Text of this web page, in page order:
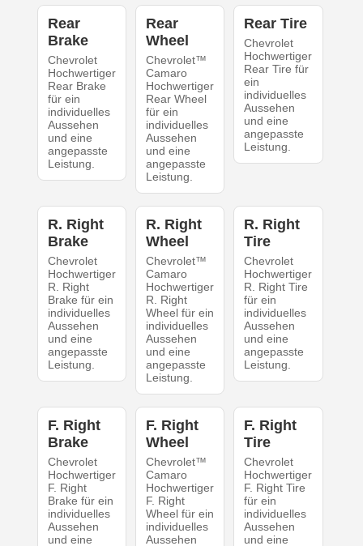
Rear
Brake
Chevrolet
Hochwertiger
Rear Brake
für ein
individuelles
Aussehen
und eine
angepasste
Leistung.
Rear
Wheel
Chevrolet™
Camaro
Hochwertiger
Rear Wheel
für ein
individuelles
Aussehen
und eine
angepasste
Leistung.
Rear Tire
Chevrolet
Hochwertiger
Rear Tire für
ein
individuelles
Aussehen
und eine
angepasste
Leistung.
R. Right
Brake
Chevrolet
Hochwertiger
R. Right
Brake für ein
individuelles
Aussehen
und eine
angepasste
Leistung.
R. Right
Wheel
Chevrolet™
Camaro
Hochwertiger
R. Right
Wheel für ein
individuelles
Aussehen
und eine
angepasste
Leistung.
R. Right
Tire
Chevrolet
Hochwertiger
R. Right Tire
für ein
individuelles
Aussehen
und eine
angepasste
Leistung.
F. Right
Brake
Chevrolet
Hochwertiger
F. Right
Brake für ein
individuelles
Aussehen
und eine
F. Right
Wheel
Chevrolet™
Camaro
Hochwertiger
F. Right
Wheel für ein
individuelles
Aussehen
F. Right
Tire
Chevrolet
Hochwertiger
F. Right Tire
für ein
individuelles
Aussehen
und eine